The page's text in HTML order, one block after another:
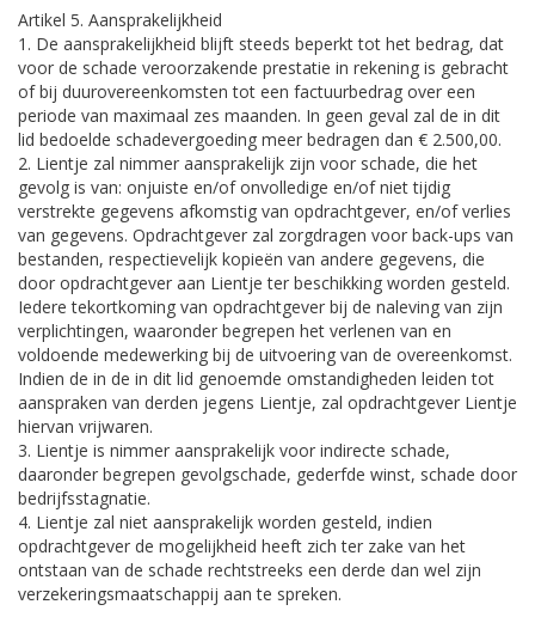
Artikel 5. Aansprakelijkheid
1. De aansprakelijkheid blijft steeds beperkt tot het bedrag, dat
voor de schade veroorzakende prestatie in rekening is gebracht
of bij duurovereenkomsten tot een factuurbedrag over een
periode van maximaal zes maanden. In geen geval zal de in dit
lid bedoelde schadevergoeding meer bedragen dan € 2.500,00.
2. Lientje zal nimmer aansprakelijk zijn voor schade, die het
gevolg is van: onjuiste en/of onvolledige en/of niet tijdig
verstrekte gegevens afkomstig van opdrachtgever, en/of verlies
van gegevens. Opdrachtgever zal zorgdragen voor back-ups van
bestanden, respectievelijk kopieën van andere gegevens, die
door opdrachtgever aan Lientje ter beschikking worden gesteld.
Iedere tekortkoming van opdrachtgever bij de naleving van zijn
verplichtingen, waaronder begrepen het verlenen van en
voldoende medewerking bij de uitvoering van de overeenkomst.
Indien de in de in dit lid genoemde omstandigheden leiden tot
aanspraken van derden jegens Lientje, zal opdrachtgever Lientje
hiervan vrijwaren.
3. Lientje is nimmer aansprakelijk voor indirecte schade,
daaronder begrepen gevolgschade, gederfde winst, schade door
bedrijfsstagnatie.
4. Lientje zal niet aansprakelijk worden gesteld, indien
opdrachtgever de mogelijkheid heeft zich ter zake van het
ontstaan van de schade rechtstreeks een derde dan wel zijn
verzekeringsmaatschappij aan te spreken.